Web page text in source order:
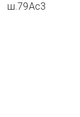
ш.79Ас3